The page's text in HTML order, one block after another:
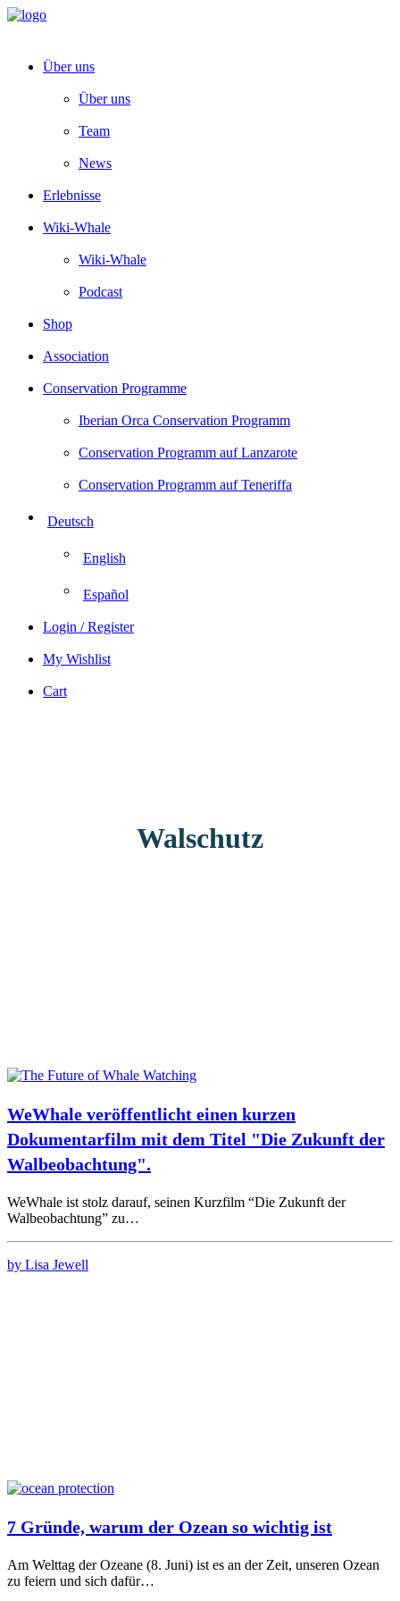
Über uns
Über uns
Team
News
Erlebnisse
Wiki-Whale
Wiki-Whale
Podcast
Shop
Association
Conservation Programme
Iberian Orca Conservation Programm
Conservation Programm auf Lanzarote
Conservation Programm auf Teneriffa
Deutsch
English
Español
Login / Register
My Wishlist
Cart
Walschutz
WeWhale veröffentlicht einen kurzen
Dokumentarfilm mit dem Titel "Die Zukunft der
Walbeobachtung".
WeWhale ist stolz darauf, seinen Kurzfilm “Die Zukunft der
Walbeobachtung” zu…
by Lisa Jewell
7 Gründe, warum der Ozean so wichtig ist
Am Welttag der Ozeane (8. Juni) ist es an der Zeit, unseren Ozean
zu feiern und sich dafür…